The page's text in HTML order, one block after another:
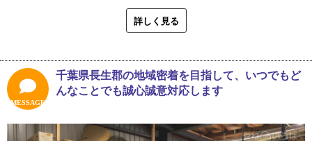
で、面談が３分で終了したのを覚えています」と、懐かし
そうに答えてくれました。
「父は元々サラリーマンでした。私の祖父が横浜で板金工
事店を営んでいた影響で、脱サラをして１９７０年に板金
工事の会社を始めたんです。父は高校の先輩だった職人さ
んの元で修業をして、板金工事の技術を習得したようで
す。当時、サイトウと名のつく会社が身近にあったので、
イン性の高い住宅の外壁は、木材と金属材が混合していた
り、建材が特殊な並べ方だったりする場合も多いので、や
たせすることなく工事に取り掛かれますよ」
また、齋藤さんは、銅板加工作品で技術を競う「全国建築
板金競技大会」への出場経験もあり、やはり金属加工の技
要望があれば制作可能です。話をうかがっていると、技術
詳しく見る
MESSAGE
千葉県長生郡の地域密着を目指して、いつでもど
んなことでも誠心誠意対応します